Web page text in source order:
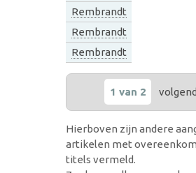
Rembrandt
Rembrandt
Rembrandt
1 van 2
Hierboven zijn andere
artikelen met
titels vermeld.